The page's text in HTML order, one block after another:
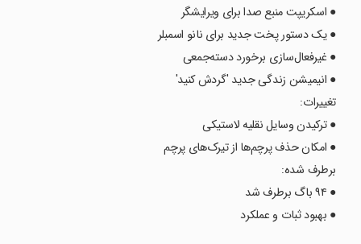
● اسکریپت منبع صدا برای ویرایشگر
● یک دستور پخت جدید برای نانو اسمبلر
● غیرفعال‌سازی برخورد دسته‌جمعی
● انیمیشن زندگی جدید 'گردش کنید'
تغییرات:
● ترکیدن وسایل نقلیه لاستیکی
● امکان حذف پرچم‌ها از تیرک‌های پرچم
برطرف شده:
● ۹۴ باگ برطرف شد
● بهبود ثبات و عملکرد